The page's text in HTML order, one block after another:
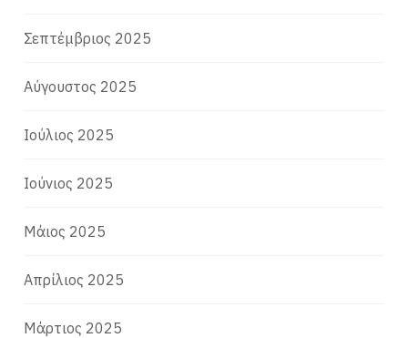
Σεπτέμβριος 2025
Αύγουστος 2025
Ιούλιος 2025
Ιούνιος 2025
Μάιος 2025
Απρίλιος 2025
Μάρτιος 2025